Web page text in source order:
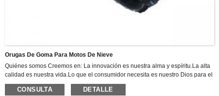
Orugas De Goma Para Motos De Nieve
Quiénes somos Creemos en: La innovación es nuestra alma y espíritu.La alta
calidad es nuestra vida.Lo que el consumidor necesita es nuestro Dios para el
precio mayorista de China, oruga de caucho profesional (400 × 75,5) para
excavadora Kubota. Nunca dejamos de mejorar nuestra técnica y alta calidad
CONSULTA DETALLE